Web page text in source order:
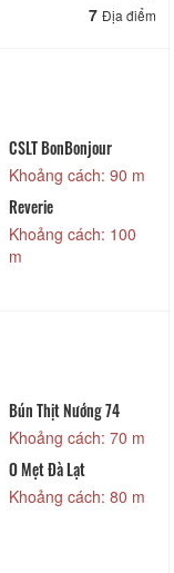
7 Địa điểm
CSLT BonBonjour
Khoảng cách: 90 m
Reverie
Khoảng cách: 100
m
Bún Thịt Nướng 74
Khoảng cách: 70 m
O Mẹt Đà Lạt
Khoảng cách: 80 m